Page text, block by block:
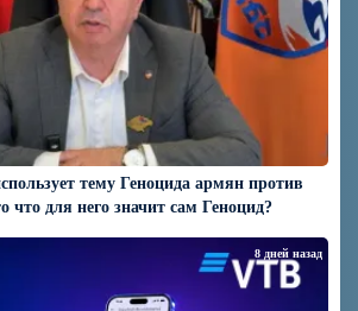
тему Геноцида армян против
что для него значит сам Геноцид?
8 дней назад